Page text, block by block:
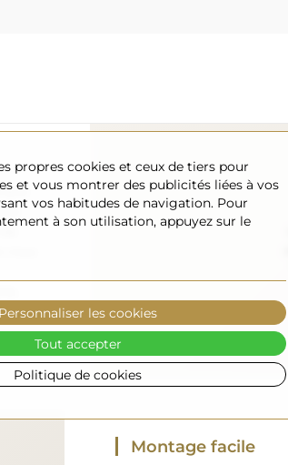
faire
Montage facile
propres cookies et ceux de tiers pour
et vous montrer des publicités liées à vos
vos habitudes de navigation. Pour
à son utilisation, appuyez sur le
Politique de cookies
Personnaliser les cookies
Tout accepter